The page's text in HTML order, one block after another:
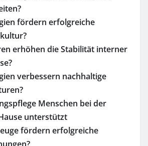
fördern erfolgreiche
erhöhen die Stabilität interner
verbessern nachhaltige
Menschen bei der
unterstützt
fördern erfolgreiche